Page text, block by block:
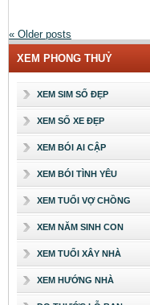
« Older posts
XEM PHONG THUỶ
XEM SIM SỐ ĐẸP
XEM SỐ XE ĐẸP
XEM BÓI AI CẬP
XEM BÓI TÌNH YÊU
XEM TUỔI VỢ CHỒNG
XEM NĂM SINH CON
XEM TUỔI XÂY NHÀ
XEM HƯỚNG NHÀ